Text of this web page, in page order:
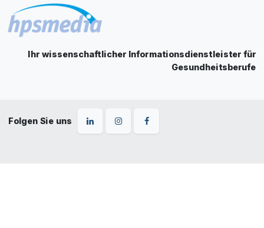
Ihr wissenschaftlicher Informationsdienstleister für
Gesundheitsberufe
Folgen Sie uns